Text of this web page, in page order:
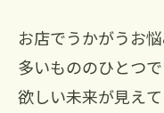
お店でうかがうお
多いもののひとつで
欲しい未来が見え